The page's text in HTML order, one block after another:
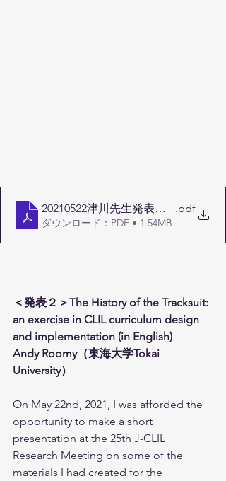
20210522津川先生発表資料.pdf
ダウンロード：PDF • 1.54MB
＜発表２＞The History of the Tracksuit:
an exercise in CLIL curriculum design
and implementation (in English)
Andy Roomy（東海大学Tokai
University）
On May 22nd, 2021, I was afforded the
opportunity to make a short
presentation at the 25th J-CLIL
Research Meeting on some of the
materials I had created for the